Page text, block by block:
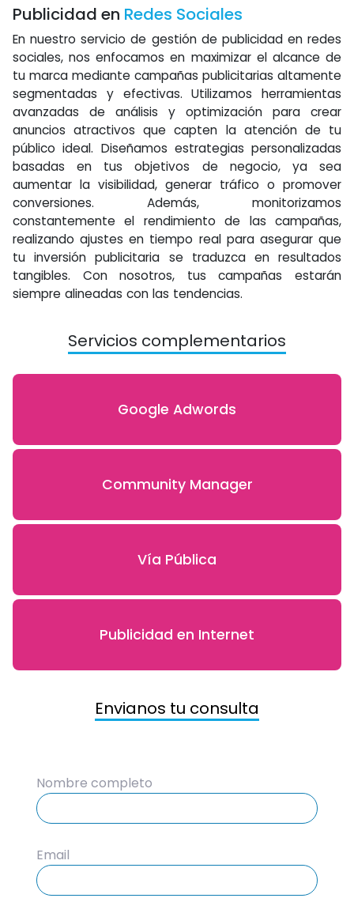
Publicidad en Redes Sociales
En nuestro servicio de gestión de publicidad en redes
sociales, nos enfocamos en maximizar el alcance de
tu marca mediante campañas publicitarias altamente
segmentadas y efectivas. Utilizamos herramientas
avanzadas de análisis y optimización para crear
anuncios atractivos que capten la atención de tu
público ideal. Diseñamos estrategias personalizadas
basadas en tus objetivos de negocio, ya sea
aumentar la visibilidad, generar tráfico o promover
conversiones. Además, monitorizamos
constantemente el rendimiento de las campañas,
realizando ajustes en tiempo real para asegurar que
tu inversión publicitaria se traduzca en resultados
tangibles. Con nosotros, tus campañas estarán
siempre alineadas con las tendencias.
Servicios complementarios
Google Adwords
Community Manager
Vía Pública
Publicidad en Internet
Envianos tu consulta
Nombre completo
Email